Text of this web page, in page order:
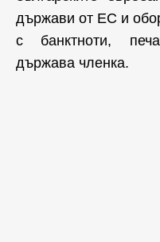
държави от ЕС и
с банктноти,
държава членка.